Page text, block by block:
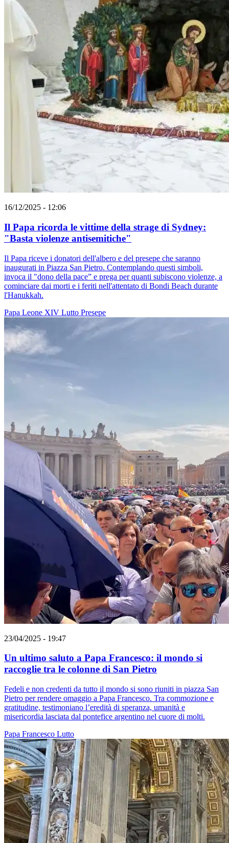
16/12/2025 - 12:06
Il Papa ricorda le vittime della strage di Sydney:
"Basta violenze antisemitiche"
Il Papa riceve i donatori dell'albero e del presepe che saranno
inaugurati in Piazza San Pietro. Contemplando questi simboli,
invoca il "dono della pace” e prega per quanti subiscono violenze, a
cominciare dai morti e i feriti nell'attentato di Bondi Beach durante
l'Hanukkah.
Papa Leone XIV Lutto Presepe
23/04/2025 - 19:47
Un ultimo saluto a Papa Francesco: il mondo si
raccoglie tra le colonne di San Pietro
Fedeli e non credenti da tutto il mondo si sono riuniti in piazza San
Pietro per rendere omaggio a Papa Francesco. Tra commozione e
gratitudine, testimoniano l’eredità di speranza, umanità e
misericordia lasciata dal pontefice argentino nel cuore di molti.
Papa Francesco Lutto